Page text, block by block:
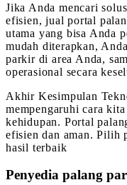
Jika Anda mencari
efisien, jual portal
utama yang bisa Anda
mudah diterapkan,
parkir di area Anda,
operasional secara
Akhir Kesimpulan
mempengaruhi cara
kehidupan. Portal
efisien dan aman. Pilih
hasil terbaik
Penyedia palang